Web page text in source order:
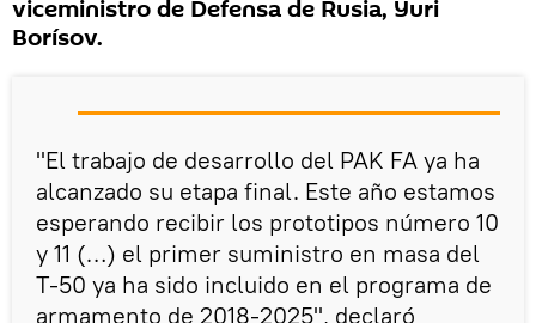
viceministro de Defensa de Rusia, Yuri
Borísov.
"El trabajo de desarrollo del PAK FA ya ha
alcanzado su etapa final. Este año estamos
esperando recibir los prototipos número 10
y 11 (…) el primer suministro en masa del
T-50 ya ha sido incluido en el programa de
armamento de 2018-2025", declaró